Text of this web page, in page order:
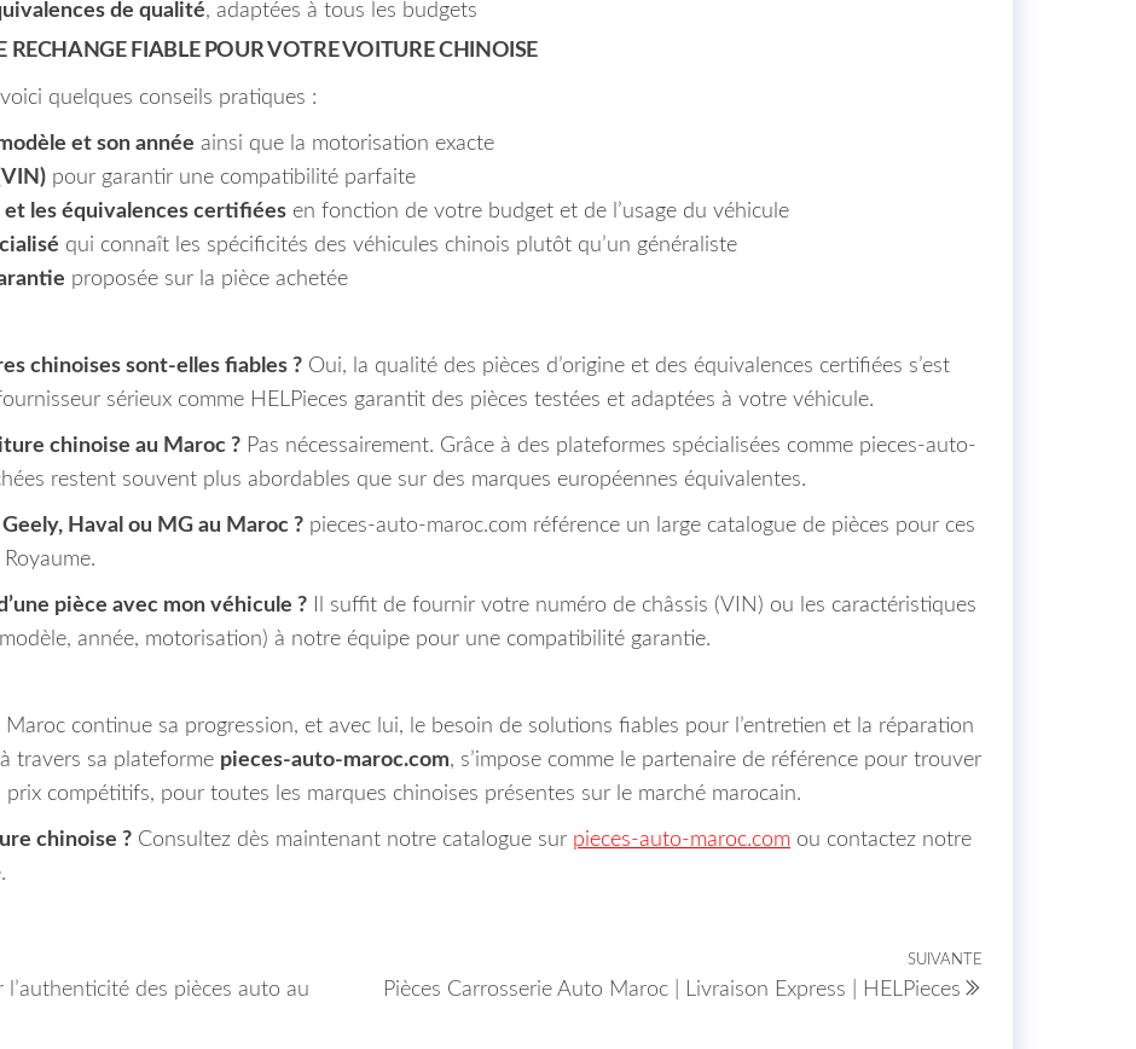
de qualité, adaptées à tous les budgets
RECHANGE FIABLE POUR VOTRE VOITURE CHINOISE
quelques conseils pratiques :
et son année ainsi que la motorisation exacte
pour garantir une compatibilité parfaite
et les équivalences certifiées en fonction de votre budget et de l’usage du véhicule
qui connaît les spécificités des véhicules chinois plutôt qu’un généraliste
proposée sur la pièce achetée
chinoises sont-elles fiables ? Oui, la qualité des pièces d’origine et des équivalences certifiées s’est
sérieux comme HELPieces garantit des pièces testées et adaptées à votre véhicule.
chinoise au Maroc ? Pas nécessairement. Grâce à des plateformes spécialisées comme pieces-auto-
restent souvent plus abordables que sur des marques européennes équivalentes.
Haval ou MG au Maroc ? pieces-auto-maroc.com référence un large catalogue de pièces pour ces
pièce avec mon véhicule ? Il suffit de fournir votre numéro de châssis (VIN) ou les caractéristiques
année, motorisation) à notre équipe pour une compatibilité garantie.
continue sa progression, et avec lui, le besoin de solutions fiables pour l’entretien et la réparation
travers sa plateforme pieces-auto-maroc.com, s’impose comme le partenaire de référence pour trouver
compétitifs, pour toutes les marques chinoises présentes sur le marché marocain.
chinoise ? Consultez dès maintenant notre catalogue sur pieces-auto-maroc.com ou contactez notre
des pièces auto au
SUIVANTE
Pièces Carrosserie Auto Maroc | Livraison Express | HELPieces